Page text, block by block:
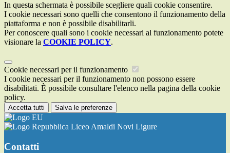
In questa schermata è possibile scegliere quali cookie consentire.
I cookie necessari sono quelli che consentono il funzionamento della
piattaforma e non è possibile disabilitarli.
Per conoscere quali sono i cookie necessari al funzionamento potete
visionare la COOKIE POLICY.
Cookie necessari per il funzionamento
I cookie necessari per il funzionamento non possono essere
disabilitati. È possibile consultare l'elenco nella pagina della cookie
policy.
Accetta tutti Salva le preferenze
Liceo Amaldi Novi Ligure
Contatti